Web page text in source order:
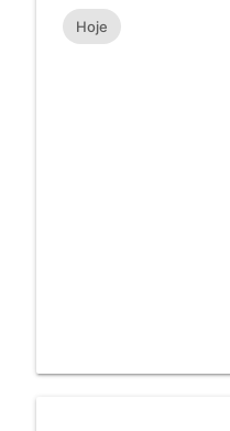
Hoje